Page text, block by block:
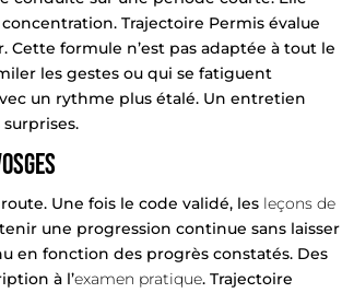
Trajectoire Permis évalue
formule n’est pas adaptée à tout le
les gestes ou qui se fatiguent
un rythme plus étalé. Un entretien
Une fois le code validé, les leçons de
une progression continue sans laisser
en fonction des progrès constatés. Des
à l’examen pratique. Trajectoire